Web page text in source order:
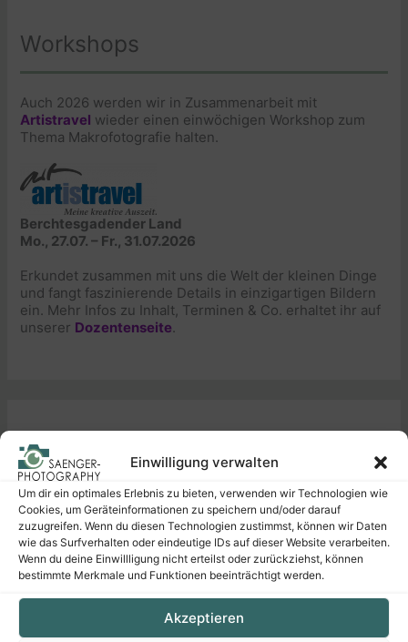
Einwilligung verwalten
Um dir ein optimales Erlebnis zu bieten, verwenden wir Technologien wie
Cookies, um Geräteinformationen zu speichern und/oder darauf
zuzugreifen. Wenn du diesen Technologien zustimmst, können wir Daten
wie das Surfverhalten oder eindeutige IDs auf dieser Website verarbeiten.
Wenn du deine Einwillligung nicht erteilst oder zurückziehst, können
bestimmte Merkmale und Funktionen beeinträchtigt werden.
Akzeptieren
Workshops
Auch 2026 werden wir in Zusammenarbeit mit
Artistravel wieder einen einwöchigen Workshop zum
Thema Makrofotografie halten.
Berchtesgadender Land
Mo., 27.07. – Fr., 31.07.2026
Erkundet zusammen mit uns die Welt der kleinen Dinge
und fangt faszinierende Details in einzigartigen Bildern
ein. Mehr Infos zu Inhalt, Terminen & Co. erhaltet ihr auf
unserer Dozentenseite
Demnächst erscheinen